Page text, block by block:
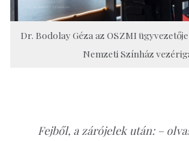
Dr. Bodolay Géza az OSZMI
Nemzeti Színház
Fejből, a zárójelek után: –